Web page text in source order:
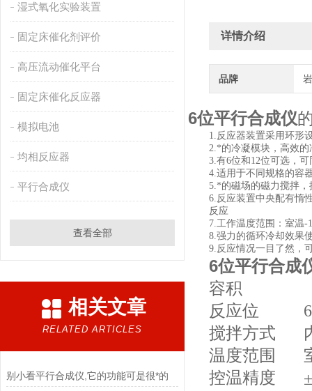
湿式氧化实验装置
固定床催化剂评价
高压流动催化平台
固定床催化反应器
模拟电池
均相反应器
平行合成仪
查看全部
相关文章
RELATED ARTICLES
别小看平行合成仪,它的功能可是很*的
详情介绍
品牌
6位平行合成仪
1.反应器装置采用环形
2.*的冷凝模块，高效
3.有6位和12位可选，
4.适用于不同规格的容
5.*的磁场的磁力搅拌
6.反应装置中央配有惰
反应
7.工作温度范围：室温
8.强力的循环冷却效果
9.反应情况一目了然，
6位平行合成
容积
反应位
搅拌方式
温度范围
控温精度